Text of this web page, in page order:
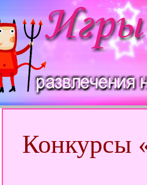
Конкурсы